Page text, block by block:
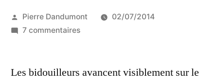
Publié
par
Pierre Dandumont
02/07/2014
7 commentairessur
on
Les bidouilleurs avancent visiblement sur le